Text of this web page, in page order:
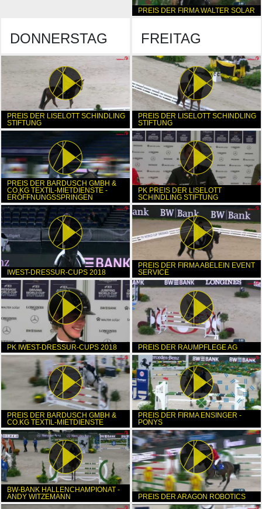
PREIS DER FIRMA WALTER SOLAR
DONNERSTAG
PREIS DER LISELOTT SCHINDLING
STIFTUNG
PREIS DER BARDUSCH GMBH &
CO.KG TEXTIL-MIETDIENSTE -
ERÖFFNUNGSSPRINGEN
IWEST-DRESSUR-CUPS 2018
PK IWEST-DRESSUR-CUPS 2018
PREIS DER BARDUSCH GMBH &
CO.KG TEXTIL-MIETDIENSTE
BW-BANK HALLENCHAMPIONAT -
ANDY WITZEMANN
FREITAG
PREIS DER LISELOTT SCHINDLING
STIFTUNG
PK PREIS DER LISELOTT
SCHINDLING STIFTUNG
PREIS DER FIRMA ABELEIN EVENT
SERVICE
PREIS DER RAUMPFLEGE AG
PREIS DER FIRMA ENSINGER -
PONYS
PREIS DER ARAGON ROBOTICS